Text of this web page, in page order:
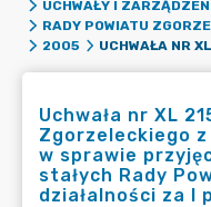
UCHWAŁY I
RADY POWIATU
2005
Uchwała nr XL
Zgorzeleckiego
w sprawie
stałych Rady
działalności za I